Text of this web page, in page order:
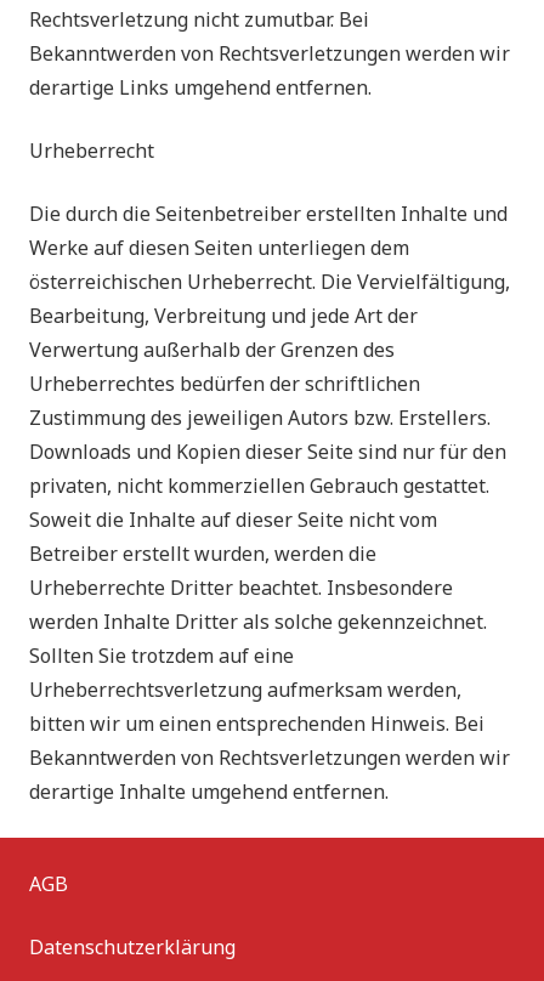
Rechtsverletzung nicht zumutbar. Bei
Bekanntwerden von Rechtsverletzungen werden wir
derartige Links umgehend entfernen.
Urheberrecht
Die durch die Seitenbetreiber erstellten Inhalte und
Werke auf diesen Seiten unterliegen dem
österreichischen Urheberrecht. Die Vervielfältigung,
Bearbeitung, Verbreitung und jede Art der
Verwertung außerhalb der Grenzen des
Urheberrechtes bedürfen der schriftlichen
Zustimmung des jeweiligen Autors bzw. Erstellers.
Downloads und Kopien dieser Seite sind nur für den
privaten, nicht kommerziellen Gebrauch gestattet.
Soweit die Inhalte auf dieser Seite nicht vom
Betreiber erstellt wurden, werden die
Urheberrechte Dritter beachtet. Insbesondere
werden Inhalte Dritter als solche gekennzeichnet.
Sollten Sie trotzdem auf eine
Urheberrechtsverletzung aufmerksam werden,
bitten wir um einen entsprechenden Hinweis. Bei
Bekanntwerden von Rechtsverletzungen werden wir
derartige Inhalte umgehend entfernen.
AGB
Datenschutzerklärung